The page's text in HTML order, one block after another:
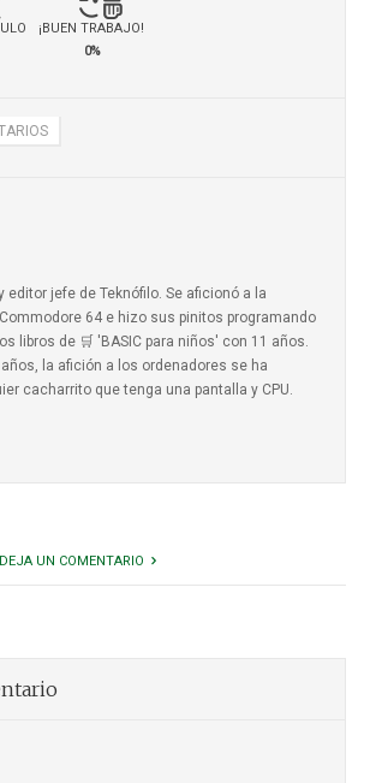
¡BUEN TRABAJO!
0%
editor jefe de Teknófilo. Se aficionó a la
64 e hizo sus pinitos programando
libros de 🛒 'BASIC para niños' con 11 años.
la afición a los ordenadores se ha
cacharrito que tenga una pantalla y CPU.
DEJA UN COMENTARIO